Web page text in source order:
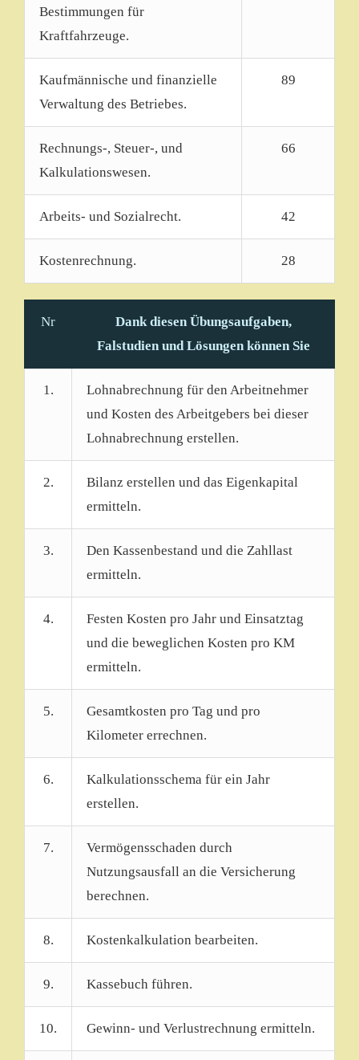
Bestimmungen für
Kraftfahrzeuge.
Kaufmännische und finanzielle
Verwaltung des Betriebes.
89
Rechnungs-, Steuer-, und
Kalkulationswesen.
66
Arbeits- und Sozialrecht. 42
Kostenrechnung. 28
Nr
Dank diesen Übungsaufgaben,
Falstudien und Lösungen können Sie
1.
Lohnabrechnung für den Arbeitnehmer
und Kosten des Arbeitgebers bei dieser
Lohnabrechnung erstellen.
2.
Bilanz erstellen und das Eigenkapital
ermitteln.
3.
Den Kassenbestand und die Zahllast
ermitteln.
4.
Festen Kosten pro Jahr und Einsatztag
und die beweglichen Kosten pro KM
ermitteln.
5.
Gesamtkosten pro Tag und pro
Kilometer errechnen.
6.
Kalkulationsschema für ein Jahr
erstellen.
7.
Vermögensschaden durch
Nutzungsausfall an die Versicherung
berechnen.
8. Kostenkalkulation bearbeiten.
9. Kassebuch führen.
10. Gewinn- und Verlustrechnung ermitteln.